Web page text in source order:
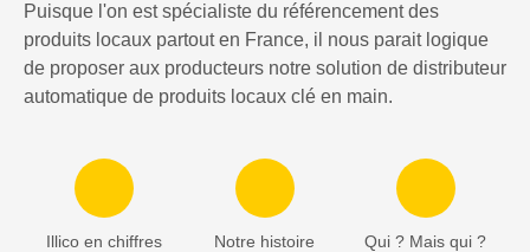
Puisque l'on est spécialiste du référencement des
produits locaux partout en France, il nous parait logique
de proposer aux producteurs notre solution de distributeur
automatique de produits locaux clé en main.
Illico en chiffres Notre histoire Qui ? Mais qui ?